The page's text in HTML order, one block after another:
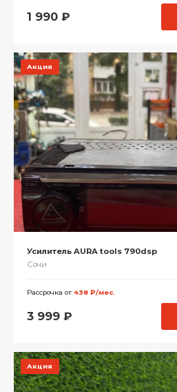
1 990 ₽
Акция
Усилитель AURA tools 790dsp
Сочи
Рассрочка от 438 ₽/мес.
3 999 ₽
Акция